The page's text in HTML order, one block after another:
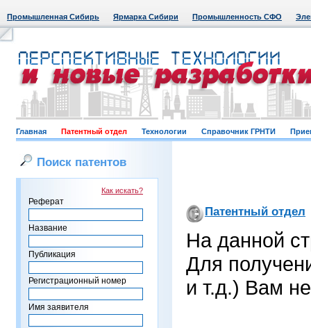
Промышленная Сибирь Ярмарка Сибири Промышленность СФО
Главная Патентный отдел Технологии Справочник ГРНТИ
Поиск патентов
Как искать?
Реферат
Название
Публикация
Регистрационный номер
Имя заявителя
Патентный отдел
На данной
Для
и т.д.) Вам